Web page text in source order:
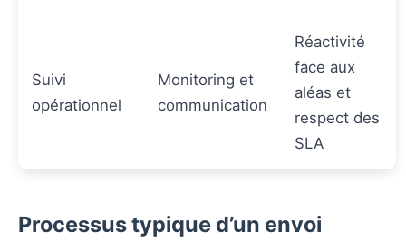
Suivi
opérationnel
Monitoring et
communication
Réactivité
face aux
aléas et
respect des
SLA
Processus typique d’un envoi